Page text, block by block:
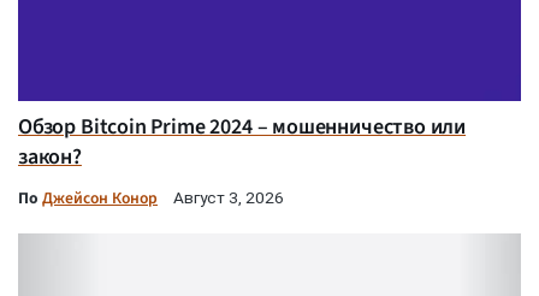
Обзор Bitcoin Prime 2024 – мошенничество или
закон?
По Джейсон Конор Август 3, 2026